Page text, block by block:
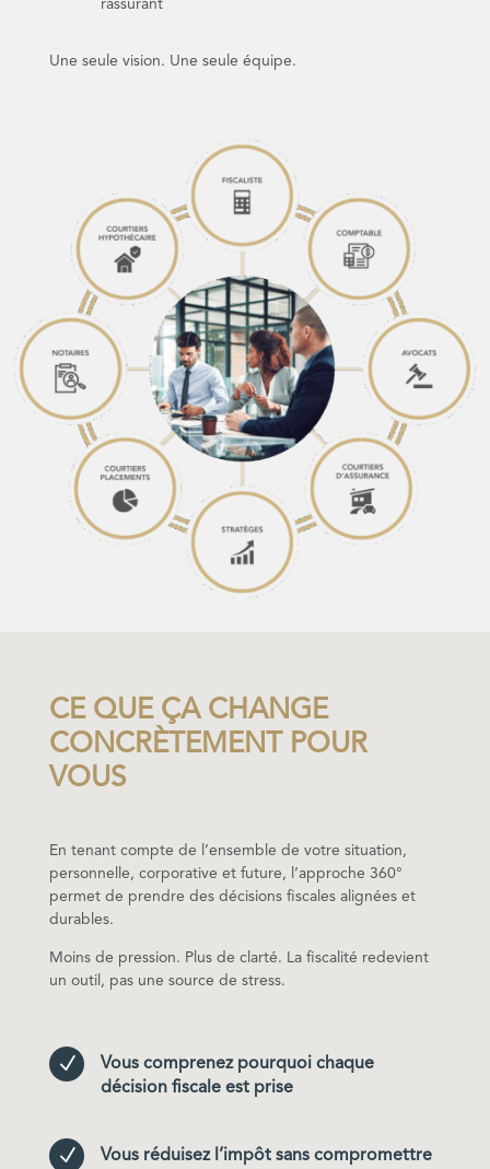
rassurant
Une seule vision. Une seule équipe.
CE QUE ÇA CHANGE
CONCRÈTEMENT POUR
VOUS
En tenant compte de l’ensemble de votre situation,
personnelle, corporative et future, l’approche 360°
permet de prendre des décisions fiscales alignées et
durables.
Moins de pression. Plus de clarté. La fiscalité redevient
un outil, pas une source de stress.
N
Vous comprenez pourquoi chaque
décision fiscale est prise
N
Vous réduisez l’impôt sans compromettre